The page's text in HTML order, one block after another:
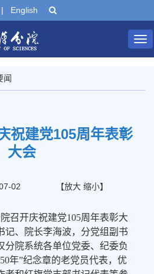
| English
闻
祝建党105周年表彰
大会
02 【放大 缩小】
召开庆祝建党105周年表彰大
记、院长李海波，分党组副书
分院系统各单位党委、纪委负
年”纪念章的老党员代表，优